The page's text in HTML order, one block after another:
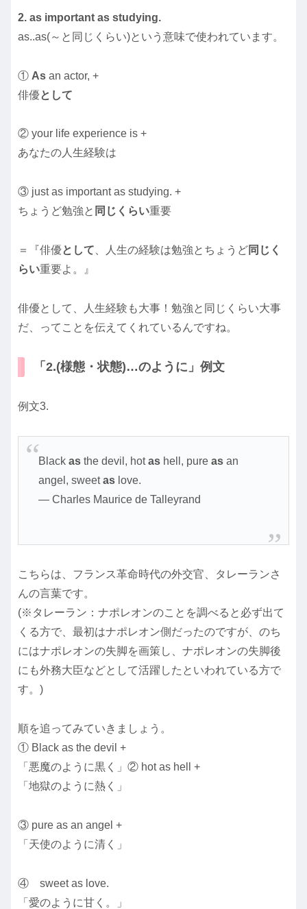
2. as important as studying.
as..as(～と同じくらい)という意味で使われています。
① As an actor, +
俳優として
② your life experience is +
あなたの人生経験は
③ just as important as studying. +
ちょうど勉強と 同じくらい重要
＝『俳優として 、人生の経験は勉強とちょうど同じく
らい重要よ。』
俳優として、人生経験も大事！勉強と同じくらい大事
だ、ってことを伝えてくれているんですね。
「2.(様態・状態)…のように」例文
例文3.
Black asthe devil, hotashell, pure asan
angel, sweetaslove.
― Charles Maurice de Talleyrand
こちらは、フランス革命時代の外交官、タレーランさ
んの言葉です。
(※タレーラン：ナポレオンのことを調べると必ず出て
くる方で、最初はナポレオン側だったのですが、のち
にはナポレオンの失脚を画策し、ナポレオンの失脚後
にも外務大臣などとして活躍したといわれている方で
す。)
順を追ってみていきましょう。
① Black as the devil +
「悪魔のように黒く」② hot as hell +
「地獄のように熱く」
③ pure as an angel +
「天使のように清く」
④ sweet as love.
「愛のように甘く。」